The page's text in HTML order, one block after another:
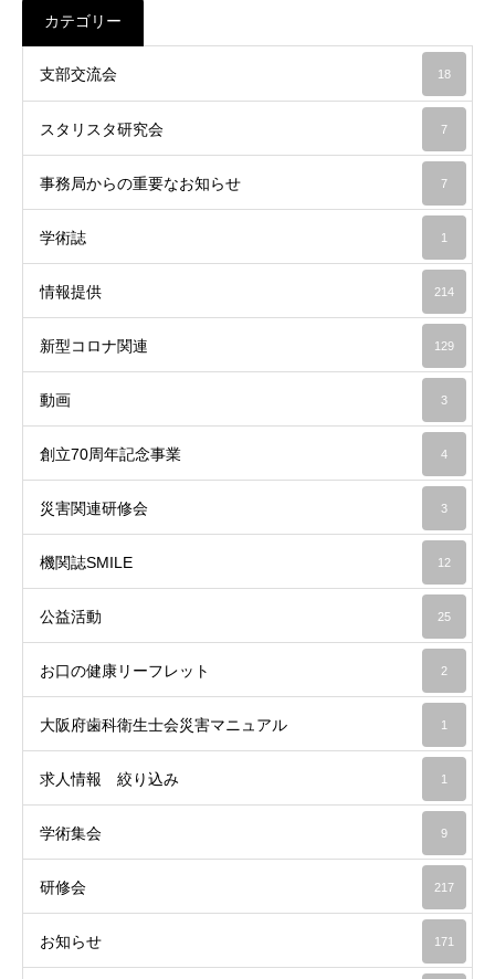
カテゴリー
支部交流会 18
スタリスタ研究会 7
事務局からの重要なお知らせ 7
学術誌 1
情報提供 214
新型コロナ関連 129
動画 3
創立70周年記念事業 4
災害関連研修会 3
機関誌SMILE 12
公益活動 25
お口の健康リーフレット 2
大阪府歯科衛生士会災害マニュアル 1
求人情報 絞り込み 1
学術集会 9
研修会 217
お知らせ 171